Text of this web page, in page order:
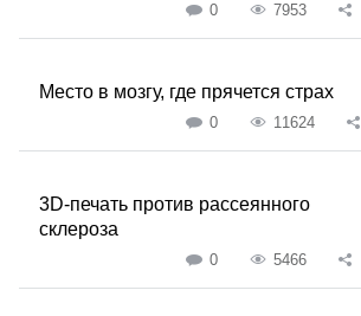
0 7953
Место в мозгу, где прячется страх
0 11624
3D-печать против рассеянного
склероза
0 5466